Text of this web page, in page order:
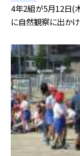
4年2組が5月12日(
に自然観察に出か